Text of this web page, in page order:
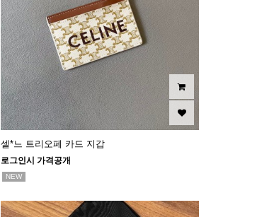
셀*느 트리오페 카드 지갑
로그인시 가격공개
NEW